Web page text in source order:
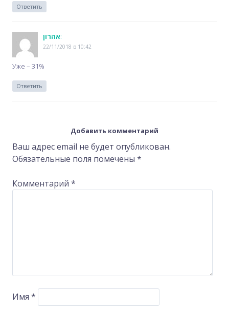
Ответить
אהרון:
22/11/2018 в 10:42
Уже – 31%
Ответить
Добавить комментарий
Ваш адрес email не будет опубликован.
Обязательные поля помечены *
Комментарий *
Имя *